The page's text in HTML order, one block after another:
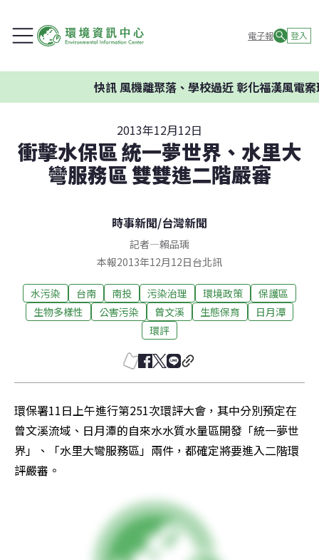
電子報 登入
風機離聚落、學校過近 彰化福漢風電案環委
2013年12月12日
衝擊水保區 統一夢世界、水里大
彎服務區 雙雙進二階嚴審
時事新聞/台灣新聞
記者—賴品瑀
本報2013年12月12日台北訊
水污染 台南 南投 污染治理 環境政策
保護區
生物多樣性
公害污染 曾文溪 生態保育
日月潭
環評
環保署11日上午進行第251次環評大會，其中分別預定在
曾文溪流域、日月潭的自來水水質水量區開發「統一夢世
界」、「水里大彎服務區」兩件，都確定將要進入二階環
評嚴審。